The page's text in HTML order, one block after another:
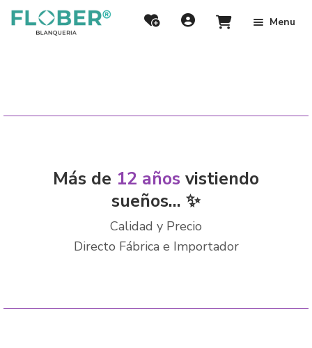
Menu
Más de 12 años vistiendo
sueños... ✨
Calidad y Precio
Directo Fábrica e Importador